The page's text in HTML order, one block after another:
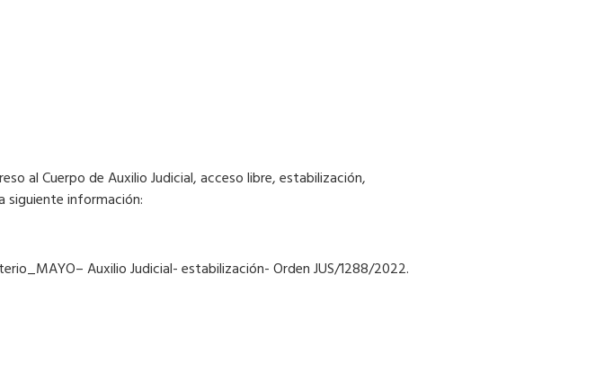
al Cuerpo de Auxilio Judicial, acceso libre, estabilización,
siguiente información:
Auxilio Judicial- estabilización- Orden JUS/1288/2022.